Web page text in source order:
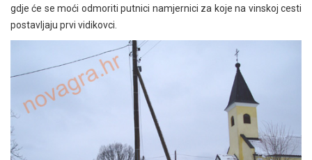
gdje će se moći odmoriti putnici namjernici za koje na vinskoj cesti
postavljaju prvi vidikovci.